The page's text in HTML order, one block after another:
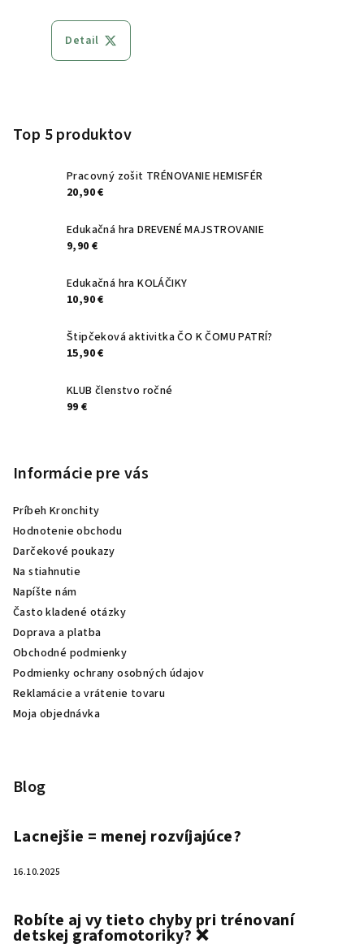
Detail
Top 5 produktov
Pracovný zošit TRÉNOVANIE HEMISFÉR
20,90 €
Edukačná hra DREVENÉ MAJSTROVANIE
9,90 €
Edukačná hra KOLÁČIKY
10,90 €
Štipčeková aktivitka ČO K ČOMU PATRÍ?
15,90 €
KLUB členstvo ročné
99 €
Informácie pre vás
Príbeh Kronchity
Hodnotenie obchodu
Darčekové poukazy
Na stiahnutie
Napíšte nám
Často kladené otázky
Doprava a platba
Obchodné podmienky
Podmienky ochrany osobných údajov
Reklamácie a vrátenie tovaru
Moja objednávka
Blog
Lacnejšie = menej rozvíjajúce?
16.10.2025
Robíte aj vy tieto chyby pri trénovaní
detskej grafomotoriky? ❌